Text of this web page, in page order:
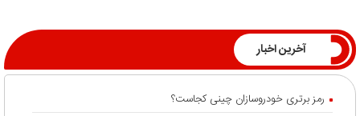
آخرین اخبار
رمز برتری خودروسازان چینی کجاست؟